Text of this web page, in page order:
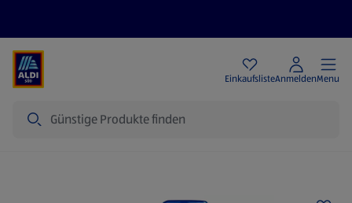
EinkaufslisteAnmeldenMenu